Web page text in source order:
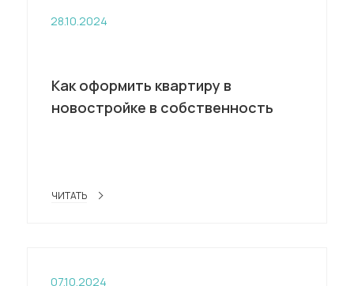
28.10.2024
Как оформить квартиру в
новостройке в собственность
ЧИТАТЬ
07.10.2024